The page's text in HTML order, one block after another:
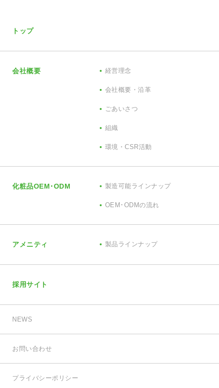
トップ
会社概要 経営理念
会社概要・沿革
ごあいさつ
組織
環境・CSR活動
化粧品OEM･ODM 製造可能ラインナップ
OEM･ODMの流れ
アメニティ 製品ラインナップ
採用サイト
NEWS
お問い合わせ
プライバシーポリシー